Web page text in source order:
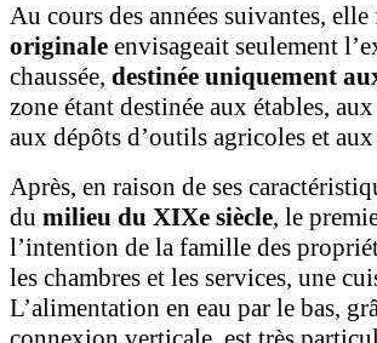
Au cours des années suivantes,
originale envisageait seulement
chaussée, destinée uniquement
zone étant destinée aux étables,
aux dépôts d’outils agricoles et
Après, en raison de ses
du milieu du XIXe siècle, le
l’intention de la famille des
les chambres et les services, une
L’alimentation en eau par le bas,